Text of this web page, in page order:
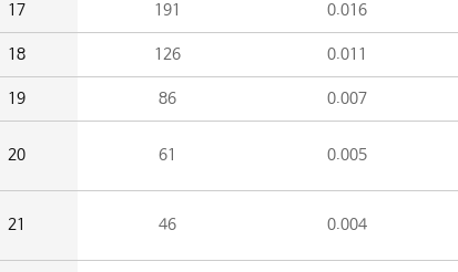
17 191 0.016
18 126 0.011
19 86 0.007
20 61 0.005
21 46 0.004